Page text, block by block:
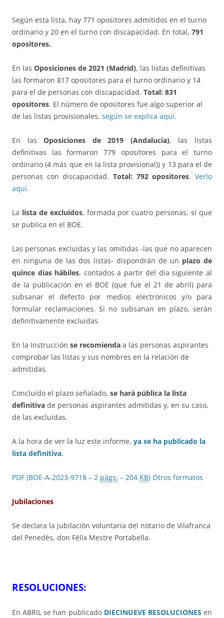
Según esta lista, hay 771 opositores admitidos en el turno
ordinario y 20 en el turno con discapacidad. En total, 791
opositores.
En las Oposiciones de 2021 (Madrid), las listas definitivas
las formaron 817 opositores para el turno ordinario y 14
para el de personas con discapacidad. Total: 831
opositores. El número de opositores fue algo superior al
de las listas provisionales, según se explica aquí.
En lasOposiciones de 2019 (Andalucía), las listas
definitivas las formaron 779 opositores para el turno
ordinario (4 más que en la lista provisional)) y 13 para el de
personas con discapacidad. Total: 792 opositores.Verlo
aquí.
La lista de excluidos, formada por cuatro personas, sí que
se publica en el BOE.
Las personas excluidas y las omitidas -las que no aparecen
en ninguna de las dos listas- dispondrán de un plazo de
quince días hábiles, contados a partir del día siguiente al
de la publicación en el BOE (que fue el 21 de abril) para
subsanar el defecto por medios electrónicos y/o para
formular reclamaciones. Si no subsanan en plazo, serán
definitivamente excluidas.
En la Instrucción se recomienda a las personas aspirantes
comprobar las listas y sus nombres en la relación de
admitidas.
Concluido el plazo señalado, se hará pública la lista
definitiva de personas aspirantes admitidas y, en su caso,
de las excluidas.
A la hora de ver la luz este informe, ya se ha publicado la
lista definitiva.
PDF (BOE-A-2023-9718 – 2 págs. – 204 KB) Otros formatos
Jubilaciones
Se declara la jubilación voluntaria del notario de Vilafranca
del Penedès, don Félix Mestre Portabella.
RESOLUCIONES:
En ABRIL se han publicado DIECINUEVE RESOLUCIONESen